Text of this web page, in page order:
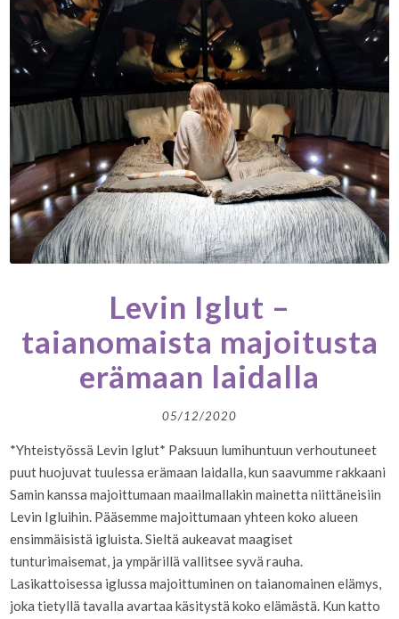
Levin Iglut –
taianomaista majoitusta
erämaan laidalla
05/12/2020
*Yhteistyössä Levin Iglut* Paksuun lumihuntuun verhoutuneet
puut huojuvat tuulessa erämaan laidalla, kun saavumme rakkaani
Samin kanssa majoittumaan maailmallakin mainetta niittäneisiin
Levin Igluihin. Pääsemme majoittumaan yhteen koko alueen
ensimmäisistä igluista. Sieltä aukeavat maagiset
tunturimaisemat, ja ympärillä vallitsee syvä rauha.
Lasikattoisessa iglussa majoittuminen on taianomainen elämys,
joka tietyllä tavalla avartaa käsitystä koko elämästä. Kun katto